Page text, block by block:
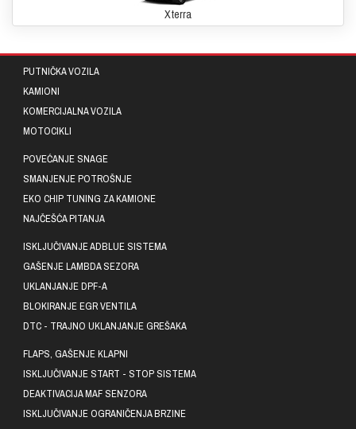
Xterra
PUTNIČKA VOZILA
KAMIONI
KOMERCIJALNA VOZILA
MOTOCIKLI
POVEĆANJE SNAGE
SMANJENJE POTROŠNJE
EKO CHIP TUNING ZA KAMIONE
NAJČEŠĆA PITANJA
ISKLJUČIVANJE ADBLUE SISTEMA
GAŠENJE LAMBDA SEZORA
UKLANJANJE DPF-A
BLOKIRANJE EGR VENTILA
DTC - TRAJNO UKLANJANJE GREŠAKA
FLAPS, GAŠENJE KLAPNI
ISKLJUČIVANJE START - STOP SISTEMA
DEAKTIVACIJA MAF SENZORA
ISKLJUČIVANJE OGRANIČENJA BRZINE